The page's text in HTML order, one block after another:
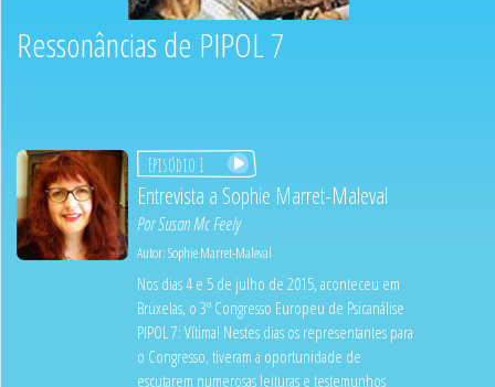
Ressonâncias de PIPOL 7
Episódio 1
Entrevista a Sophie Marret-Maleval
PorSusan Mc Feely
Autor:Sophie Marret-Maleval
Nos dias 4 e 5 de julho de 2015, aconteceu em
Bruxelas, o 3º Congresso Europeu de Psicanálise
PIPOL 7: Vítima! Nestes dias os representantes para
o Congresso, tiveram a oportunidade de
escutarem numerosas leituras e testemunhos